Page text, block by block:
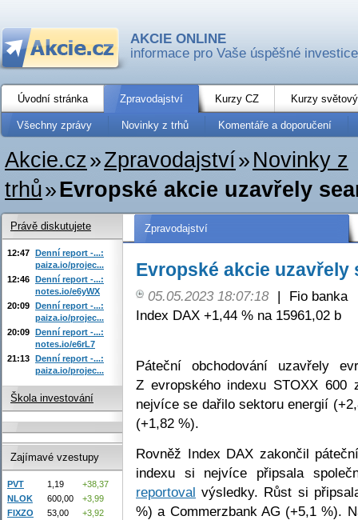
AKCIE ONLINE
informace pro Vaše úspěšné investice
Úvodní stránka Zpravodajství Kurzy CZ Kurzy
Všechny zprávy Novinky z trhů Komentáře a doporučení
Akcie.cz»Zpravodajství» Novinky z
trhů»Evropské akcie uzavřely
Zpravodajství
Evropské akcie uzavřely
05.05.2023 18:07:18 |
Fio banka
Index DAX +1,44 % na 15961,02 b
Páteční obchodování uzavřely
Z evropského indexu STOXX 600
nejvíce se dařilo sektoru energií
(+1,82 %).
Rovněž Index DAX zakončil
indexu si nejvíce připsala
reportoval výsledky. Růst si
%) a Commerzbank AG (+5,1 %).
Právě diskutujete
12:47 Denní report -...:
paiza.io/projec...
12:46 Denní report -...:
notes.io/e6yWX
20:09 Denní report -...:
paiza.io/projec...
20:09 Denní report -...:
notes.io/e6rL7
21:13 Denní report -...:
paiza.io/projec...
Škola investování
Zajímavé vzestupy
PVT 1,19
+38,37
NLOK
600,00
+3,99
FIXZO
53,00
+3,92